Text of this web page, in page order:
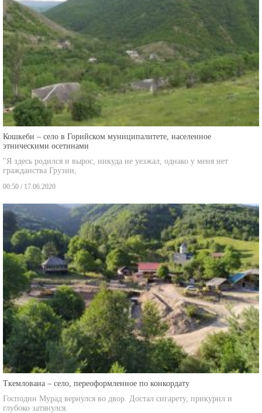
Кошкеби – село в Горийском муниципалитете, населенное
этническими осетинами
"Я здесь родился и вырос, никуда не уезжал, однако у меня нет
гражданства Грузии,
00:50 / 17.06.2020
Ткемлована – село, переоформленное по конкордату
Господин Мурад вернулся во двор. Достал сигарету, прикурил и
глубоко затянулся.